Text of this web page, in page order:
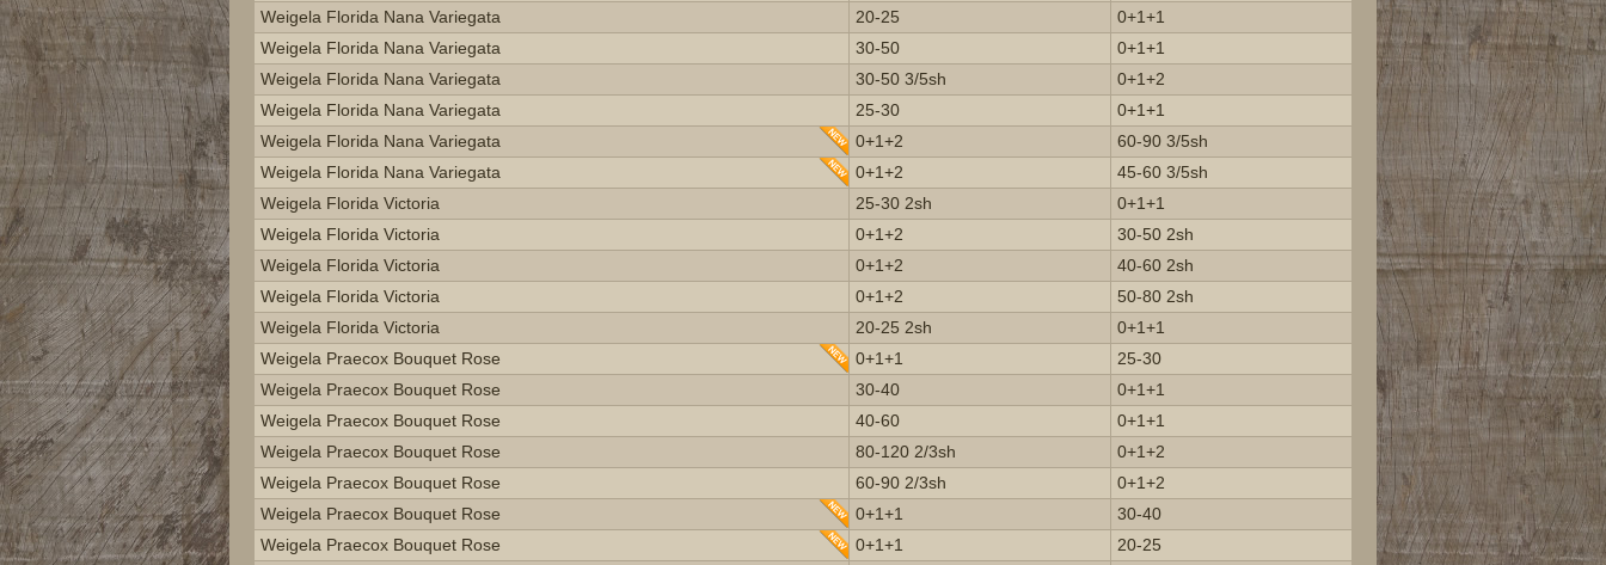
Weigela Florida Nana Variegata
20-25
0+1+1
Weigela Florida Nana Variegata
30-50
0+1+1
Weigela Florida Nana Variegata
30-50 3/5sh
0+1+2
Weigela Florida Nana Variegata
25-30
0+1+1
Weigela Florida Nana Variegata
0+1+2
60-90 3/5sh
Weigela Florida Nana Variegata
0+1+2
45-60 3/5sh
Weigela Florida Victoria
25-30 2sh
0+1+1
Weigela Florida Victoria
0+1+2
30-50 2sh
Weigela Florida Victoria
0+1+2
40-60 2sh
Weigela Florida Victoria
0+1+2
50-80 2sh
Weigela Florida Victoria
20-25 2sh
0+1+1
Weigela Praecox Bouquet Rose
0+1+1
25-30
Weigela Praecox Bouquet Rose
30-40
0+1+1
Weigela Praecox Bouquet Rose
40-60
0+1+1
Weigela Praecox Bouquet Rose
80-120 2/3sh
0+1+2
Weigela Praecox Bouquet Rose
60-90 2/3sh
0+1+2
Weigela Praecox Bouquet Rose
0+1+1
30-40
Weigela Praecox Bouquet Rose
0+1+1
20-25